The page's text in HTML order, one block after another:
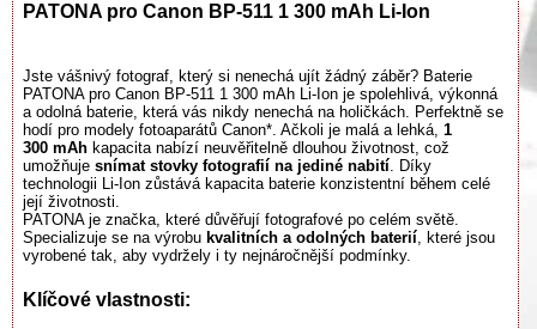
PATONA pro Canon BP-511 1 300 mAh Li-Ion
Jste vášnivý fotograf, který si nenechá ujít žádný záběr? Baterie
PATONA pro Canon BP-511 1 300 mAh Li-Ion je spolehlivá, výkonná
a odolná baterie, která vás nikdy nenechá na holičkách. Perfektně se
hodí pro modely fotoaparátů Canon*. Ačkoli je malá a lehká, 1
300 mAh kapacita nabízí neuvěřitelně dlouhou životnost, což
umožňuje snímat stovky fotografií na jediné nabití . Díky
technologii Li-Ion zůstává kapacita baterie konzistentní během celé
její životnosti.
PATONA je značka, které důvěřují fotografové po celém světě.
Specializuje se na výrobu kvalitních a odolných baterií , které jsou
vyrobené tak, aby vydržely i ty nejnáročnější podmínky.
Klíčové vlastnosti: